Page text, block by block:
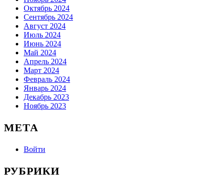
Октябрь 2024
Сентябрь 2024
Август 2024
Июль 2024
Июнь 2024
Май 2024
Апрель 2024
Март 2024
Февраль 2024
Январь 2024
Декабрь 2023
Ноябрь 2023
МЕТА
Войти
РУБРИКИ